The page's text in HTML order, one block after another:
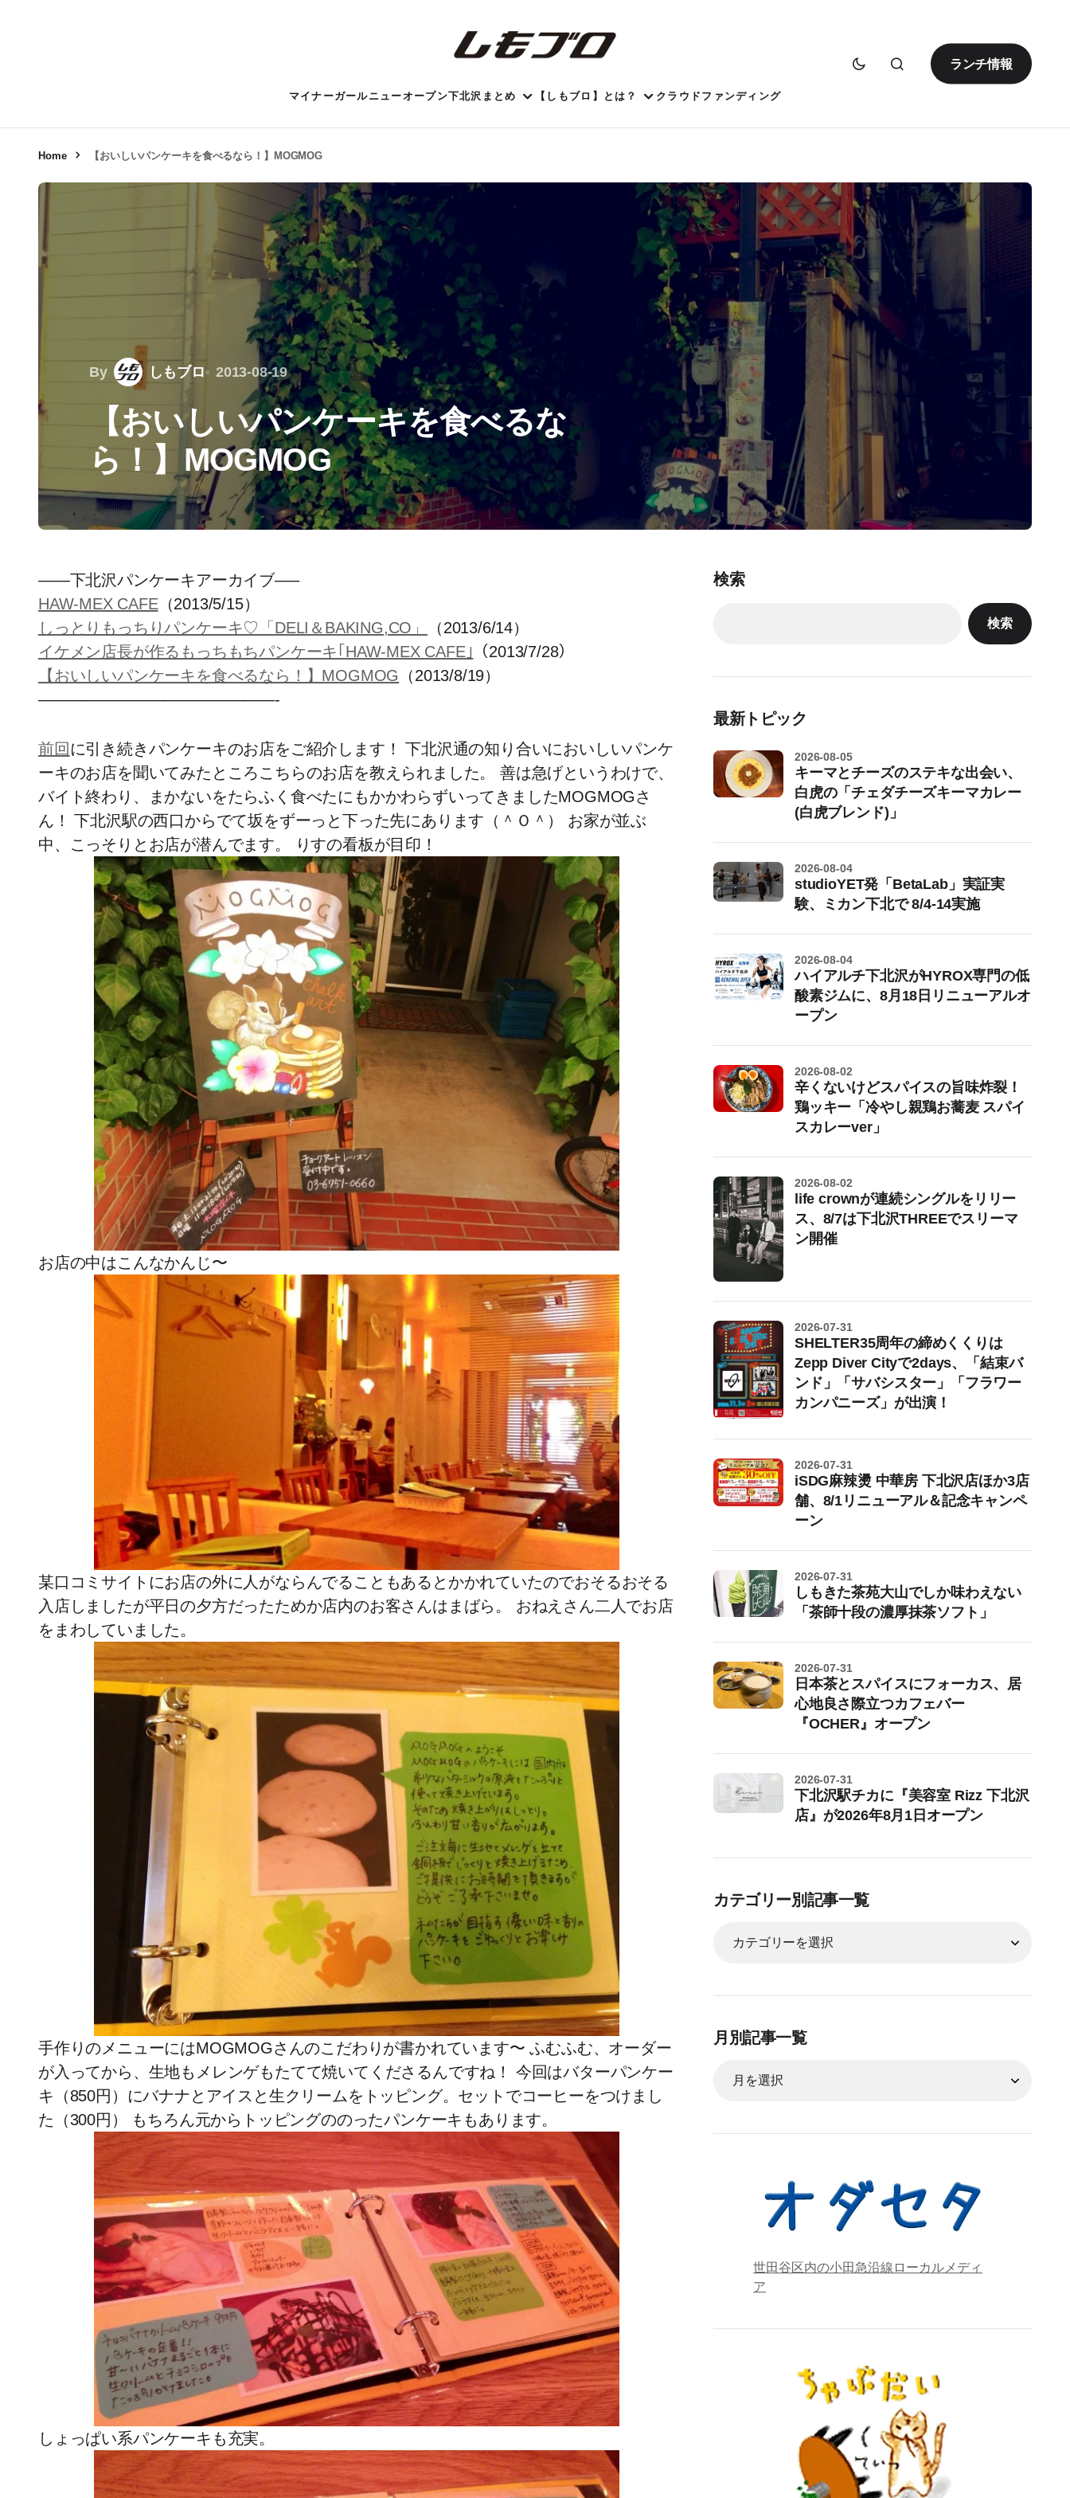
ランチ情報
マイナーガールニューオープン下北沢まとめ 【しもブロ】とは？ クラウドファンディング
Home 【おいしいパンケーキを食べるなら！】MOGMOG
By しもブロ 2013-08-19
【おいしいパンケーキを食べるな
ら！】MOGMOG
——下北沢パンケーキアーカイブ—–
HAW-MEX CAFE（2013/5/15）
しっとりもっちりパンケーキ♡「DELI＆BAKING,CO」
（2013/6/14）
イケメン店長が作るもっちもちパンケーキ｢HAW-MEX CAFE｣
（2013/7/28）
【おいしいパンケーキを食べるなら！】MOGMOG
（2013/8/19）
———————————————-
前回 に引き続きパンケーキのお店をご紹介します！ 下北沢通の知り合いにおいしいパンケ
ーキのお店を聞いてみたところこちらのお店を教えられました。 善は急げというわけで、
バイト終わり、まかないをたらふく食べたにもかかわらずいってきましたMOGMOGさ
ん！ 下北沢駅の西口からでて坂をずーっと下った先にあります（＾Ｏ＾） お家が並ぶ
中、こっそりとお店が潜んでます。 りすの看板が目印！
お店の中はこんなかんじ〜
某口コミサイトにお店の外に人がならんでることもあるとかかれていたのでおそるおそる
入店しましたが平日の夕方だったためか店内のお客さんはまばら。 おねえさん二人でお店
をまわしていました。
手作りのメニューにはMOGMOGさんのこだわりが書かれています〜 ふむふむ、オーダー
が入ってから、生地もメレンゲもたてて焼いてくださるんですね！ 今回はバターパンケー
キ（850円）にバナナとアイスと生クリームをトッピング。セットでコーヒーをつけまし
た（300円） もちろん元からトッピングののったパンケーキもあります。
しょっぱい系パンケーキも充実。
検索
検索
最新トピック
キーマとチーズのステキな出会い、
白虎の「チェダチーズキーマカレー
(白虎ブレンド)」
2026-08-05
studioYET発「BetaLab」実証実
験、ミカン下北で 8/4-14実施
2026-08-04
ハイアルチ下北沢がHYROX専門の低
酸素ジムに、8月18日リニューアルオ
ープン
2026-08-04
辛くないけどスパイスの旨味炸裂！
鶏ッキー「冷やし親鶏お蕎麦 スパイ
スカレーver」
2026-08-02
life crownが連続シングルをリリー
ス、8/7は下北沢THREEでスリーマ
ン開催
2026-08-02
SHELTER35周年の締めくくりは
Zepp Diver Cityで2days、「結束バ
ンド」「サバシスター」「フラワー
カンパニーズ」が出演！
2026-07-31
iSDG麻辣燙 中華房 下北沢店ほか3店
舗、8/1リニューアル＆記念キャンペ
ーン
2026-07-31
しもきた茶苑大山でしか味わえない
「茶師十段の濃厚抹茶ソフト」
2026-07-31
日本茶とスパイスにフォーカス、居
心地良さ際立つカフェバー
『OCHER』オープン
2026-07-31
下北沢駅チカに『美容室 Rizz 下北沢
店』が2026年8月1日オープン
2026-07-31
カテゴリー別記事一覧
月別記事一覧
世田谷区内の小田急沿線ローカルメディ
ア